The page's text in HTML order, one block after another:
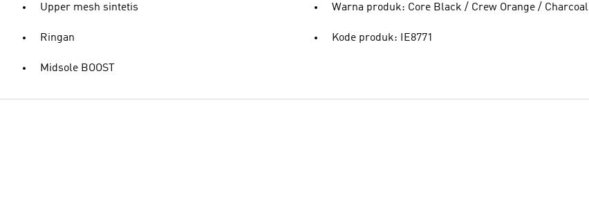
Upper mesh sintetis
Ringan
Midsole BOOST
Warna produk: Core Black / Crew Orange / Charcoal
Kode produk: IE8771